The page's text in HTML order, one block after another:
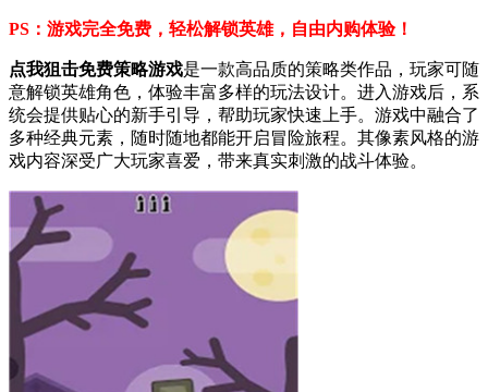
PS：游戏完全免费，轻松解锁英雄，自由内购体验！
点我狙击免费策略游戏是一款高品质的策略类作品，玩家可随
意解锁英雄角色，体验丰富多样的玩法设计。进入游戏后，系
统会提供贴心的新手引导，帮助玩家快速上手。游戏中融合了
多种经典元素，随时随地都能开启冒险旅程。其像素风格的游
戏内容深受广大玩家喜爱，带来真实刺激的战斗体验。